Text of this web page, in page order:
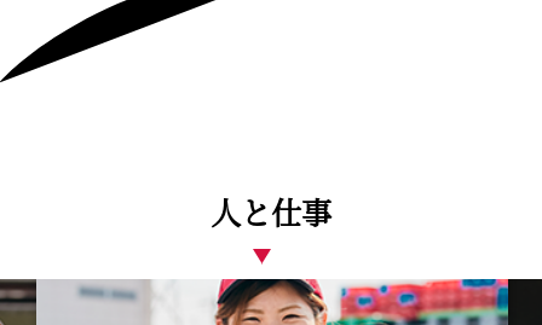
人と仕事